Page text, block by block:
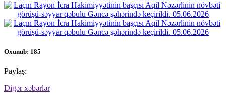
Oxunub: 185
Paylaş:
Digər xəbərlər